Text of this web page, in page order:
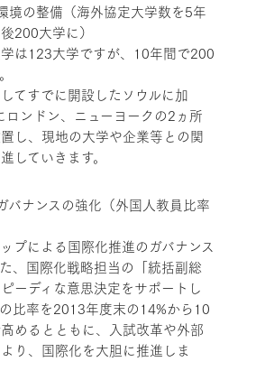
境の整備（海外協定大学数を5年
200大学に）
は123大学ですが、10年間で200
てすでに開設したソウルに加
ンドン、ニューヨークの2ヵ所
し、現地の大学や企業等との関
していきます。
バナンスの強化（外国人教員比率
プによる国際化推進のガバナンス
、国際化戦略担当の「統括副総
ーディな意思決定をサポートし
比率を2013年度末の14%から10
めるとともに、入試改革や外部
り、国際化を大胆に推進しま